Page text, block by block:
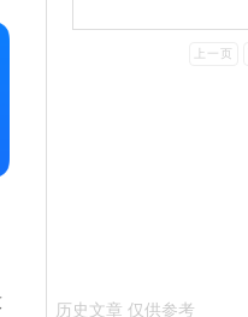
上一页